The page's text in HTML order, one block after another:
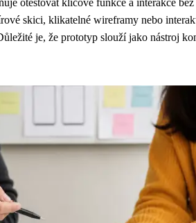
otestovat klíčové funkce a interakce
skici, klikatelné wireframy nebo
je, že prototyp slouží jako nástroj